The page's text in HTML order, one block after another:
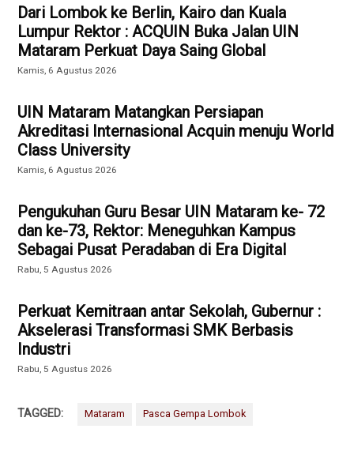
Dari Lombok ke Berlin, Kairo dan Kuala
Lumpur Rektor : ACQUIN Buka Jalan UIN
Mataram Perkuat Daya Saing Global
Kamis, 6 Agustus 2026
UIN Mataram Matangkan Persiapan
Akreditasi Internasional Acquin menuju World
Class University
Kamis, 6 Agustus 2026
Pengukuhan Guru Besar UIN Mataram ke- 72
dan ke-73, Rektor: Meneguhkan Kampus
Sebagai Pusat Peradaban di Era Digital
Rabu, 5 Agustus 2026
Perkuat Kemitraan antar Sekolah, Gubernur :
Akselerasi Transformasi SMK Berbasis
Industri
Rabu, 5 Agustus 2026
TAGGED: Mataram Pasca Gempa Lombok